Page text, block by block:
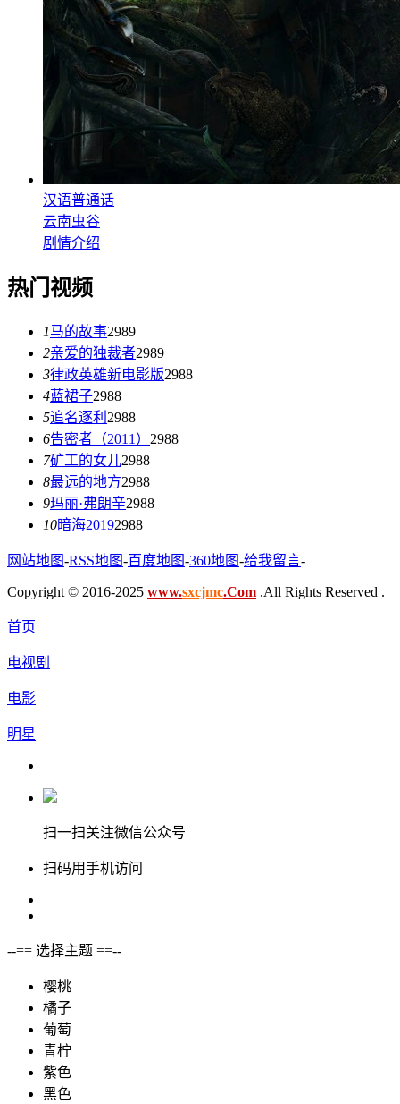
汉语普通话
云南虫谷
剧情介绍
热门视频
1马的故事2989
2亲爱的独裁者2989
3律政英雄新电影版2988
4蓝裙子2988
5追名逐利 2988
6告密者（2011） 2988
7矿工的女儿2988
8最远的地方2988
9玛丽·弗朗辛2988
10暗海20192988
网站地图-RSS地图-百度地图-360地图-给我留言-
Copyright © 2016-2025 www.sxcjmc.Com .All Rights Reserved .
首页
电视剧
电影
明星
扫一扫关注微信公众号
扫码用手机访问
--== 选择主题 ==--
樱桃
橘子
葡萄
青柠
紫色
黑色